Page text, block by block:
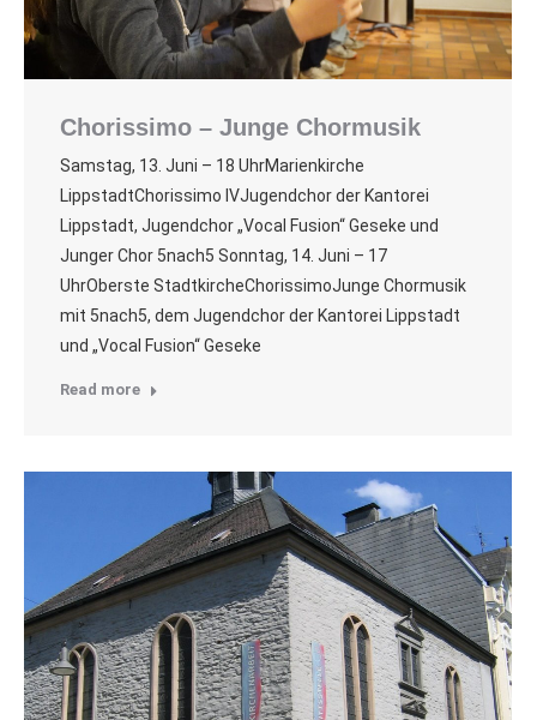
Chorissimo – Junge Chormusik
Samstag, 13. Juni – 18 UhrMarienkirche
LippstadtChorissimo IVJugendchor der Kantorei
Lippstadt, Jugendchor „Vocal Fusion“ Geseke und
Junger Chor 5nach5 Sonntag, 14. Juni – 17
UhrOberste StadtkircheChorissimoJunge Chormusik
mit 5nach5, dem Jugendchor der Kantorei Lippstadt
und „Vocal Fusion“ Geseke
Read more